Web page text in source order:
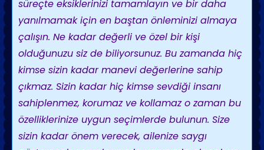
süreçte eksiklerinizi tamamlayın ve bir daha
yanılmamak için en baştan önleminizi almaya
çalışın. Ne kadar değerli ve özel bir kişi
olduğunuzu siz de biliyorsunuz. Bu zamanda hiç
kimse sizin kadar manevi değerlerine sahip
çıkmaz. Sizin kadar hiç kimse sevdiği insanı
sahiplenmez, korumaz ve kollamaz o zaman bu
özelliklerinize uygun seçimlerde bulunun. Size
sizin kadar önem verecek, ailenize saygı